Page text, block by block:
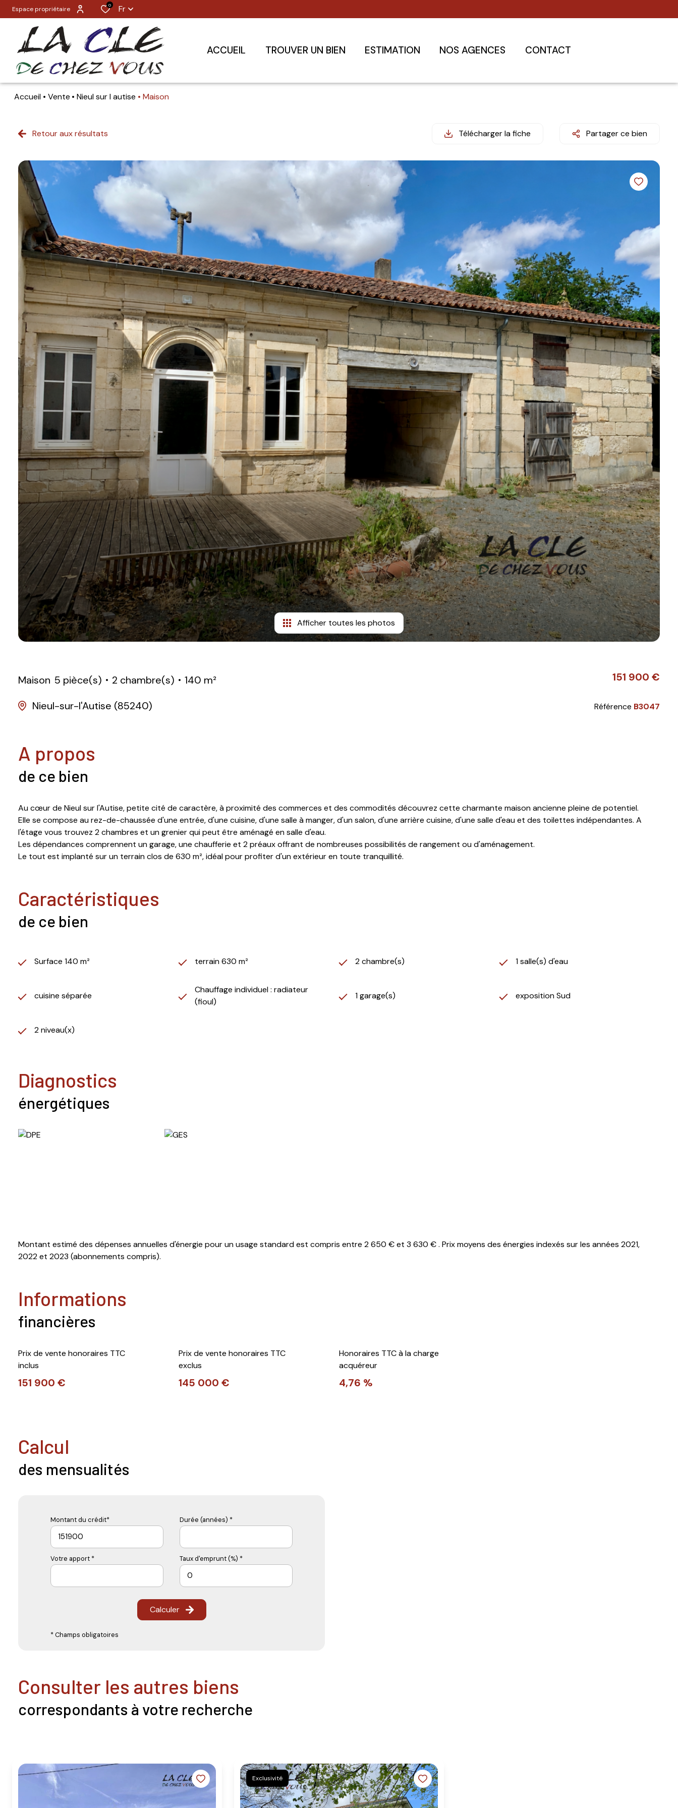
Espace propriétaire
0 Fr
ACCUEIL TROUVER UN BIEN ESTIMATION NOS AGENCES CONTACT
Accueil Vente Nieul sur l autise Maison
Retour aux résultats Télécharger la fiche Partager ce bien
Afficher toutes les photos
Maison 5 pièce(s) 2 chambre(s)
140 m²
Nieul-sur-l'Autise (85240)
151 900 €
Référence B3047
a propos
de ce bien
Au cœur de Nieul sur l'Autise, petite cité de caractère, à proximité des commerces et des commodités découvrez cette charmante maison ancienne pleine de potentiel.
Elle se compose au rez-de-chaussée d'une entrée, d'une cuisine, d'une salle à manger, d'un salon, d'une arrière cuisine, d'une salle d'eau et des toilettes indépendantes. A
l'étage vous trouvez 2 chambres et un grenier qui peut être aménagé en salle d'eau.
Les dépendances comprennent un garage, une chaufferie et 2 préaux offrant de nombreuses possibilités de rangement ou d'aménagement.
Le tout est implanté sur un terrain clos de 630 m², idéal pour profiter d'un extérieur en toute tranquillité.
caractéristiques
de ce bien
Surface 140 m² terrain 630 m² 2 chambre(s) 1 salle(s) d'eau
cuisine séparée
Chauffage individuel : radiateur
(fioul)
1 garage(s) exposition Sud
2 niveau(x)
diagnostics
énergétiques
Montant estimé des dépenses annuelles d'énergie pour un usage standard est compris entre 2 650 € et 3 630 € . Prix moyens des énergies indexés sur les années 2021,
2022 et 2023 (abonnements compris).
informations
financières
Prix de vente honoraires TTC
inclus
151 900 €
Prix de vente honoraires TTC
exclus
145 000 €
Honoraires TTC à la charge
acquéreur
4,76 %
calcul
des mensualités
Montant du crédit* Durée (années) *
Votre apport * Taux d'emprunt (%) *
Calculer
* Champs obligatoires
consulter les autres biens
correspondants à votre recherche
Exclusivité